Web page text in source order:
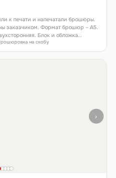
к печати и напечатали брошюры.
заказчиком. Формат брошюр – А5.
Блок и обложка
(на скрепку). Подробную
работ вы можете получить на этой
на скобу
›